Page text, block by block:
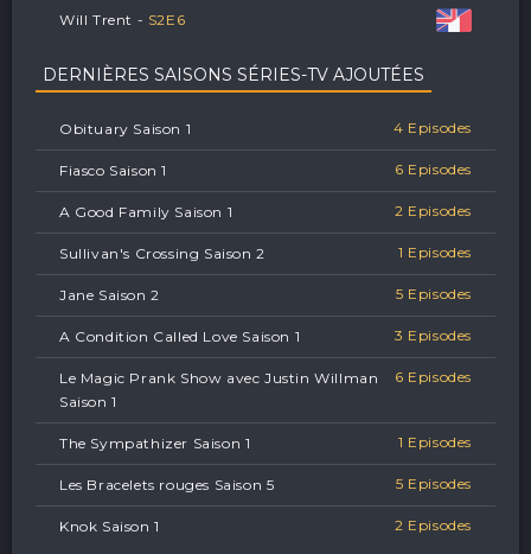
Will Trent - S2E 6
DERNIÈRES SAISONS SÉRIES-TV AJOUTÉES
Obituary Saison 1 4 Episodes
Fiasco Saison 1 6 Episodes
A Good Family Saison 1 2 Episodes
Sullivan's Crossing Saison 2 1 Episodes
Jane Saison 2 5 Episodes
A Condition Called Love Saison 1 3 Episodes
Le Magic Prank Show avec Justin Willman
Saison 1
6 Episodes
The Sympathizer Saison 1 1 Episodes
Les Bracelets rouges Saison 5 5 Episodes
Knok Saison 1 2 Episodes